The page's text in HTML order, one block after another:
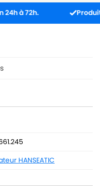
72h. Produit
HANSEATIC